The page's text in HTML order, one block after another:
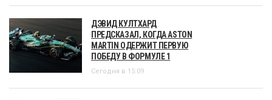
ДЭВИД КУЛТХАРД
ПРЕДСКАЗАЛ, КОГДА ASTON
MARTIN ОДЕРЖИТ ПЕРВУЮ
ПОБЕДУ В ФОРМУЛЕ 1
Сегодня в 15:09